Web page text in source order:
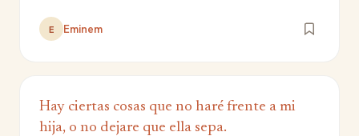
E Eminem
Hay ciertas cosas que no haré frente a mi
hija, o no dejare que ella sepa.